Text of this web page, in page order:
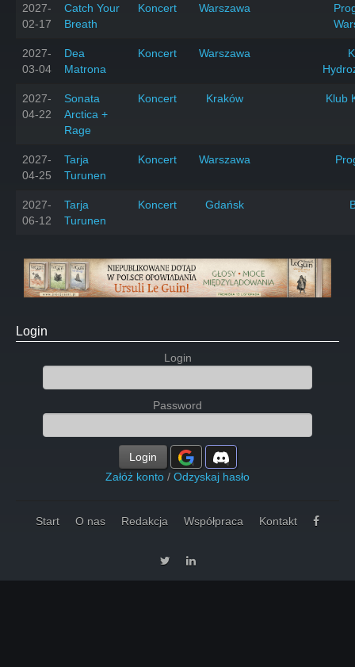
2027-
02-17
Catch Your
Breath
Koncert Warszawa
2027-
03-04
Dea
Matrona
Koncert Warszawa
2027-
04-22
Sonata
Arctica +
Rage
Koncert Kraków Klub
2027-
04-25
Tarja
Turunen
Koncert Warszawa
2027-
06-12
Tarja
Turunen
Koncert Gdańsk
Login
Login
Password
Login
Załóż konto / Odzyskaj hasło
Start O nas Redakcja Współpraca Kontakt